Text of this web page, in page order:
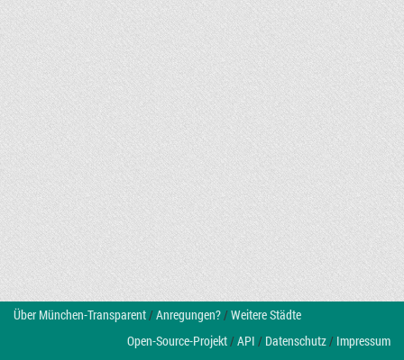
Über München-Transparent/Anregungen?/Weitere Städte
Open-Source-Projekt/API / Datenschutz/ Impressum